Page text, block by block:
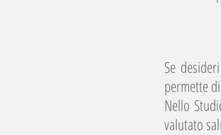
Se
permette
Nello
valutato